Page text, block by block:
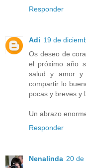
Responder
Adi 19 de
Os deseo de
el próximo año
salud y amor y
compartir lo
pocas y breves y
Un abrazo
Responder
Nenalinda 20 de